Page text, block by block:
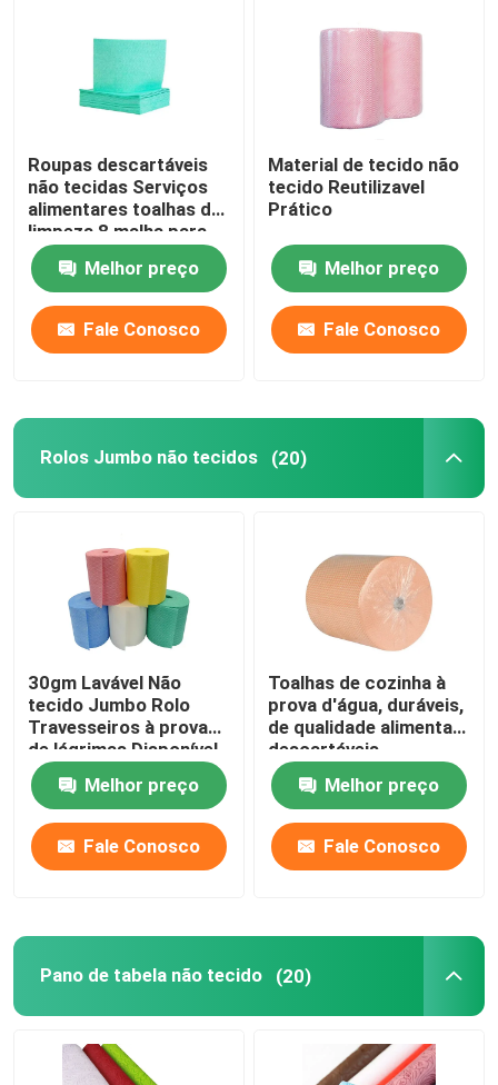
Produtos
Roupas descartáveis
não tecidas Serviços
alimentares toalhas de
limpeza 8 malha para
prato
Melhor preço
Fale Conosco
Material de tecido não
tecido Reutilizavel
Prático
Melhor preço
Fale Conosco
Rolos Jumbo não tecidos (20)
30gm Lavável Não
tecido Jumbo Rolo
Travesseiros à prova
de lágrimas Disponível
para cozinha
Melhor preço
Fale Conosco
Toalhas de cozinha à
prova d'água, duráveis,
de qualidade alimentar,
descartáveis.
Melhor preço
Fale Conosco
Pano de tabela não tecido (20)